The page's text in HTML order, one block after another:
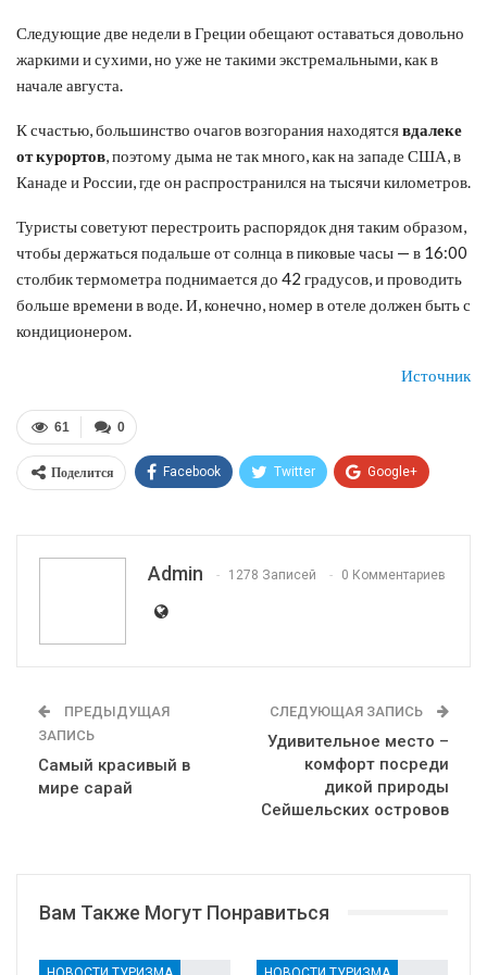
Следующие две недели в Греции обещают оставаться довольно
жаркими и сухими, но уже не такими экстремальными, как в
начале августа.
К счастью, большинство очагов возгорания находятсявдалеке
от курортов, поэтому дыма не так много, как на западе США, в
Канаде и России, где он распространился на тысячи километров.
Туристы советуют перестроить распорядок дня таким образом,
чтобы держаться подальше от солнца в пиковые часы — в 16:00
столбик термометра поднимается до 42 градусов, и проводить
больше времени в воде. И, конечно, номер в отеле должен быть с
кондиционером.
Источник
0
61
Поделится Facebook Twitter Google+
Эл. адрес
Admin 1278 Записей 0 Комментариев
ПРЕДЫДУЩАЯ
ЗАПИСЬ
Самый красивый в
мире сарай
СЛЕДУЮЩАЯ ЗАПИСЬ
Удивительное место –
комфорт посреди
дикой природы
Сейшельских островов
Вам Также Могут Понравиться